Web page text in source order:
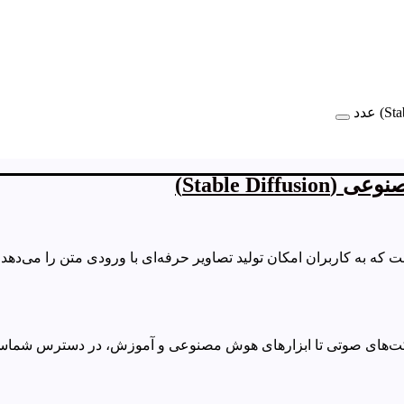
و افکت‌های صوتی تا ابزارهای هوش مصنوعی و آموزش‌، در دسترس